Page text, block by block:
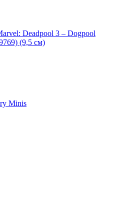
Deadpool 3 – Dogpool
(9,5 см)
Minis